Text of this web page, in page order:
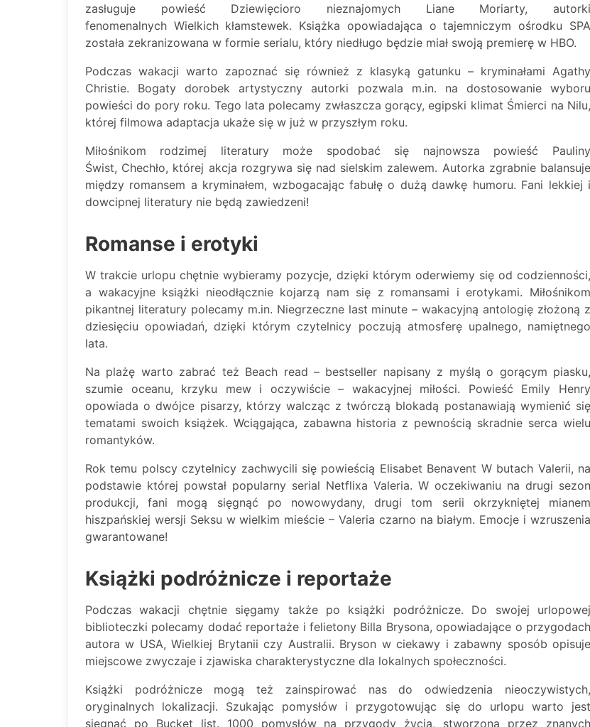
zasługuje powieść Dziewięcioro nieznajomych Liane Moriarty, autorki
fenomenalnych Wielkich kłamstewek. Książka opowiadająca o tajemniczym ośrodku SPA
została zekranizowana w formie serialu, który niedługo będzie miał swoją premierę w HBO.
Podczas wakacji warto zapoznać się również z klasyką gatunku – kryminałami Agathy
Christie. Bogaty dorobek artystyczny autorki pozwala m.in. na dostosowanie wyboru
powieści do pory roku. Tego lata polecamy zwłaszcza gorący, egipski klimat Śmierci na Nilu,
której filmowa adaptacja ukaże się w już w przyszłym roku.
Miłośnikom rodzimej literatury może spodobać się najnowsza powieść Pauliny
Świst, Chechło, której akcja rozgrywa się nad sielskim zalewem. Autorka zgrabnie balansuje
między romansem a kryminałem, wzbogacając fabułę o dużą dawkę humoru. Fani lekkiej i
dowcipnej literatury nie będą zawiedzeni!
Romanse i erotyki
W trakcie urlopu chętnie wybieramy pozycje, dzięki którym oderwiemy się od codzienności,
a wakacyjne książki nieodłącznie kojarzą nam się z romansami i erotykami. Miłośnikom
pikantnej literatury polecamy m.in. Niegrzeczne last minute – wakacyjną antologię złożoną z
dziesięciu opowiadań, dzięki którym czytelnicy poczują atmosferę upalnego, namiętnego
lata.
Na plażę warto zabrać też Beach read – bestseller napisany z myślą o gorącym piasku,
szumie oceanu, krzyku mew i oczywiście – wakacyjnej miłości. Powieść Emily Henry
opowiada o dwójce pisarzy, którzy walcząc z twórczą blokadą postanawiają wymienić się
tematami swoich książek. Wciągająca, zabawna historia z pewnością skradnie serca wielu
romantyków.
Rok temu polscy czytelnicy zachwycili się powieścią Elisabet Benavent W butach Valerii, na
podstawie której powstał popularny serial Netflixa Valeria. W oczekiwaniu na drugi sezon
produkcji, fani mogą sięgnąć po nowowydany, drugi tom serii okrzykniętej mianem
hiszpańskiej wersji Seksu w wielkim mieście – Valeria czarno na białym. Emocje i wzruszenia
gwarantowane!
Książki podróżnicze i reportaże
Podczas wakacji chętnie sięgamy także po książki podróżnicze. Do swojej urlopowej
biblioteczki polecamy dodać reportaże i felietony Billa Brysona, opowiadające o przygodach
autora w USA, Wielkiej Brytanii czy Australii. Bryson w ciekawy i zabawny sposób opisuje
miejscowe zwyczaje i zjawiska charakterystyczne dla lokalnych społeczności.
Książki podróżnicze mogą też zainspirować nas do odwiedzenia nieoczywistych,
oryginalnych lokalizacji. Szukając pomysłów i przygotowując się do urlopu warto jest
sięgnąć po Bucket list. 1000 pomysłów na przygody życia, stworzoną przez znanych